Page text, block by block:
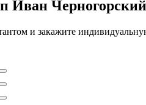
Иван Черногорский
и закажите